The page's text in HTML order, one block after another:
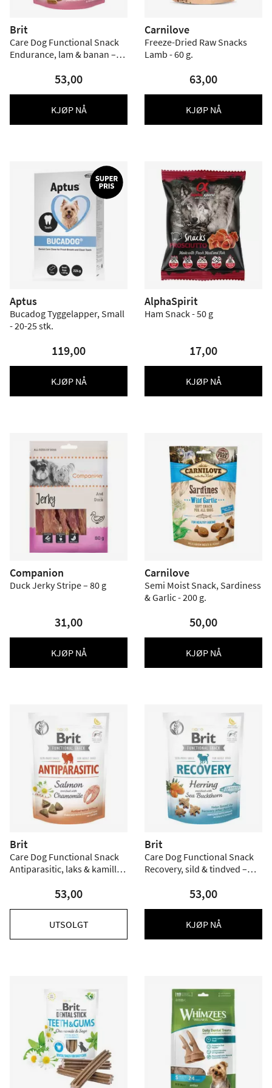
Brit
Care Dog Functional Snack
Endurance, lam & banan –
53,00
KJØP NÅ
Carnilove
Freeze-Dried Raw Snacks
Lamb - 60 g.
63,00
KJØP NÅ
Aptus
Bucadog Tyggelapper, Small
- 20-25 stk.
119,00
KJØP NÅ
AlphaSpirit
Ham Snack - 50 g
17,00
KJØP NÅ
Companion
Duck Jerky Stripe – 80 g
31,00
KJØP NÅ
Carnilove
Semi Moist Snack, Sardiness
& Garlic - 200 g.
50,00
KJØP NÅ
Brit
Care Dog Functional Snack
Antiparasitic, laks & kamille
53,00
UTSOLGT
Brit
Care Dog Functional Snack
Recovery, sild & tindved –
53,00
KJØP NÅ